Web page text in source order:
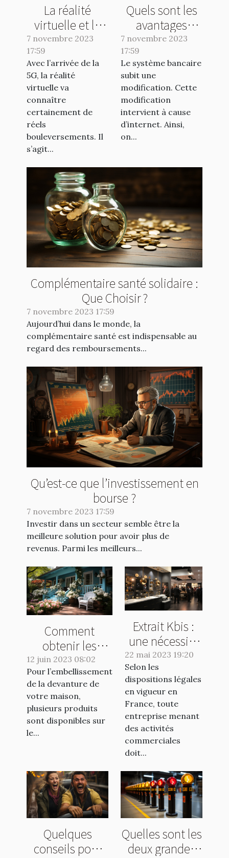
La réalité
virtuelle et la
5G : ce qu’il faut
comprendre !
7 novembre 2023
17:59
Avec l’arrivée de la
5G, la réalité
virtuelle va
connaître
certainement de
réels
bouleversements. Il
s’agit...
Quels sont les
avantages
d’une banque
en ligne ?
7 novembre 2023
17:59
Le système bancaire
subit une
modification. Cette
modification
intervient à cause
d’internet. Ainsi,
on...
Complémentaire santé solidaire :
Que Choisir ?
7 novembre 2023 17:59
Aujourd’hui dans le monde, la
complémentaire santé est indispensable au
regard des remboursements...
Qu’est-ce que l’investissement en
bourse ?
7 novembre 2023 17:59
Investir dans un secteur semble être la
meilleure solution pour avoir plus de
revenus. Parmi les meilleurs...
Comment
obtenir les
meilleurs
produits pour
l'embellissement
de votre
extérieur ?
12 juin 2023 08:02
Pour l’embellissement
de la devanture de
votre maison,
plusieurs produits
sont disponibles sur
le...
Extrait Kbis :
une nécessité
pour les
entreprises ou
une formalité
de plus ?
22 mai 2023 19:20
Selon les
dispositions légales
en vigueur en
France, toute
entreprise menant
des activités
commerciales
doit...
Quelques
conseils pour
Quelles sont les
deux grandes